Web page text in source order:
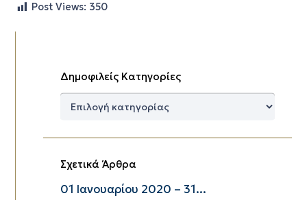
Post Views: 350
Δημοφιλείς Κατηγορίες
Δημοφιλείς
Σχετικά Άρθρα
01 Ιανουαρίου 2020 – 31...